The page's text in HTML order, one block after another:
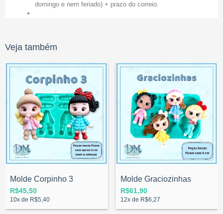
domingo e nem feriado) + prazo do correio.
Veja também
Molde Corpinho 3
R$45,50
10x de R$5,40
Molde Graciozinhas
R$61,90
12x de R$6,27